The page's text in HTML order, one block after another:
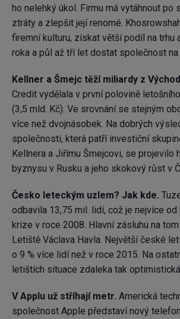
ho nelehký úkol. Firmu má vytáhnout po
ztráty a zlepšit její renomé.
firemní kulturu, získat větší podíl na trhu
roka a půl až tří let dostat společnost na
Kellner a Šmejc těží miliardy z
Credit vydělala v první polovině
(3,5 mld. Kč). Ve srovnání se stejným
více než dvojnásobek. Na dobrých
společnosti, která patří investiční
Kellnera a Jiřímu Šmejcovi, se projevilo
byznysu v Rusku a jeho skokový růst v
Česko leteckým uzlem? Jak kde.
odbavila 13,75 mil. lidí, což je nejvíce
krize v roce 2008. Hlavní zásluhu na
Letiště Václava Havla. Největší české
o 9 % více lidí než v roce 2015. Na
letištích situace zdaleka tak
V Applu už stříhají metr. Americká
společnost Apple představí nový